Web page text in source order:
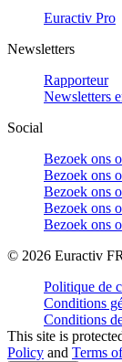
Euractiv Pro
Newsletters
Rapporteur
Newsletters
Social
Bezoek ons
Bezoek ons
Bezoek ons
Bezoek ons
Bezoek ons
© 2026 Euractiv
Politique de
Conditions
Conditions
This site is
Policy and Terms